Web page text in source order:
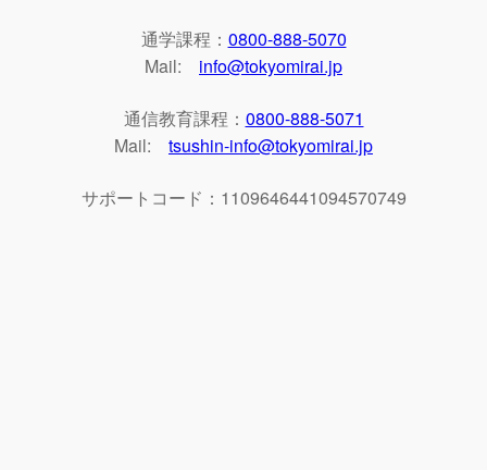
通学課程： 0800-888-5070
Mail: info@tokyomirai.jp
通信教育課程： 0800-888-5071
Mail: tsushin-info@tokyomirai.jp
サポートコード：1109646441094570749